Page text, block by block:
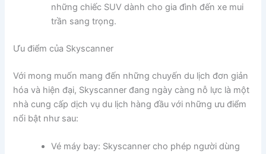
những chiếc SUV dành cho gia đình đến xe mui
trần sang trọng.
Ưu điểm của Skyscanner
Với mong muốn mang đến những chuyến du lịch đơn giản
hóa và hiện đại, Skyscanner đang ngày càng nỗ lực là một
nhà cung cấp dịch vụ du lịch hàng đầu với những ưu điểm
nổi bật như sau:
Vé máy bay: Skyscanner cho phép người dùng